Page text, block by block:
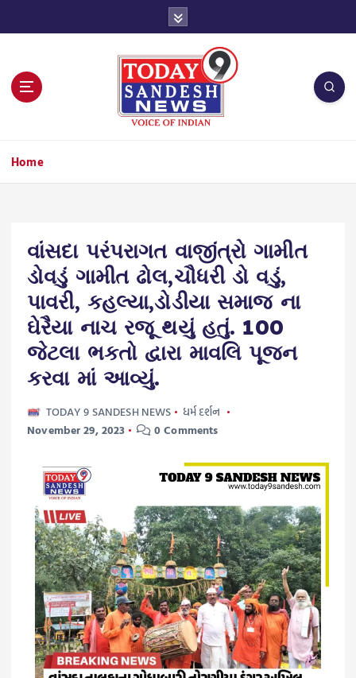
Home
વાંસદા પરંપરાગત વાજીંત્રો ગામીત
ડોવડું ગામીત ઢોલ,ચૌધરી ડો વડું,
પાવરી, કહલ્યા,ડોડીયા સમાજ ના
ઘેરૈયા નાચ રજૂ થયું હતું. 100
જેટલા ભકતો દ્વારા માવલિ પૂજન
કરવા માં આવ્યું.
TODAY 9 SANDESH NEWS
ધર્મ દર્શન
November 29, 2023
0 Comments